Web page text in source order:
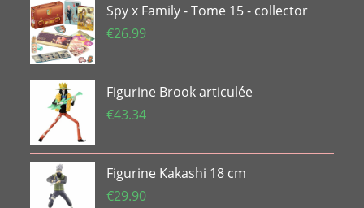
Spy x Family - Tome 15 - collector
€26.99
Figurine Brook articulée
€43.34
Figurine Kakashi 18 cm
€29.90